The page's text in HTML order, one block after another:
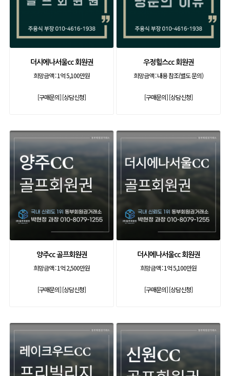
더시에나서울cc 회원권
희망금액 :1억 5,100만원
[구매문의][상담신청]
우정힐스cc 회원권
희망금액 :내용 참조(별도 문의)
[구매문의][상담신청]
양주cc 골프회원권
희망금액 :1억 2,500만원
[구매문의][상담신청]
더시에나서울cc 회원권
희망금액 :1억 5,100만원
[구매문의][상담신청]